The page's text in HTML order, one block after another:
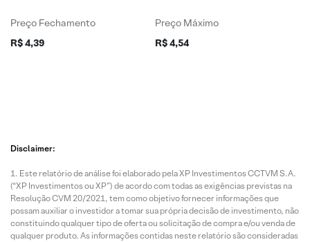
Preço Fechamento
R$ 4,39
Preço Máximo
R$ 4,54
Disclaimer:
Este relatório de análise foi elaborado pela XP Investimentos CCTVM S.A.
(“XP Investimentos ou XP”) de acordo com todas as exigências previstas na
Resolução CVM 20/2021, tem como objetivo fornecer informações que
possam auxiliar o investidor a tomar sua própria decisão de investimento, não
constituindo qualquer tipo de oferta ou solicitação de compra e/ou venda de
qualquer produto. As informações contidas neste relatório são consideradas